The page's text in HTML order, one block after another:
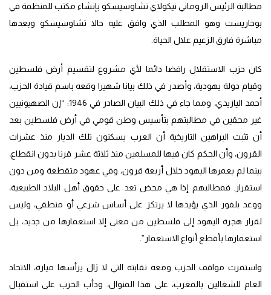
مطالبة الرئيس الروماني نيكولاي تشاوسيسكو بإنشاء مكتب للمنظمة في
بوخاريست وهو المطلب الذي وافق عليه حالا تشاوسيسكو وبعدها
مباشرة فارق الزعيم علال الحياة.
كان حزب الاستقلال رافضا دائما لأي مشروع لتقسيم أرض فلسطين
وقيام دولة يهودية، وأصدر في ذلك بيانا شهيرا وقعه باسم قيادة الحزب،
أحمد اليازيدي، ومما جاء في ذلك البيان الصادر في 1946: “إن الصهيونيين
غير محقين في مطالبتهم بتأسيس وطن قومي في أرض فلسطين بعد
أن تثبت البراهين التاريخية أن العرب يسكنون تلك الديار منذ عشرات
القرون، وأن الحكم كان فيها للمسلمين منذ ثلاثة عشر قرنا بدون انقطاع،
بينما لم يعمرها اليهود خلال أربعة قرون، وفي عهود متقطعة ومن دون
استقرار. فمطالبهم إذا هي محض تعد على حقوق أهل البلاد الطبيعية،
ووعد بلفور الذي يؤيدها لا يرتكز على أساس شرعي أو منطقي، وليس
لقرار هجرة اليهود إلى فلسطين من معنى إلا استعمارها من جديد، بل
استعمارها بأفظع أنواع الاستعمار”.
واستمرت مواقف الحزب ومعه نقابته التي لا زال يرأسها ميارة، الاتحاد
العام للشغالين بالمغرب، على هذا المنوال، ودأب الحزب على استقبال